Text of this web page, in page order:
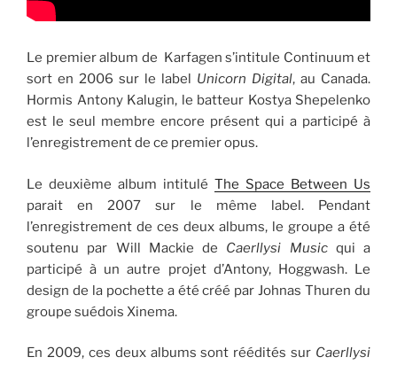
Le premier album de Karfagen s’intitule Continuum et
sort en 2006 sur le label Unicorn Digital, au Canada.
Hormis Antony Kalugin, le batteur Kostya Shepelenko
est le seul membre encore présent qui a participé à
l’enregistrement de ce premier opus.
Le deuxième album intitulé The Space Between Us
parait en 2007 sur le même label. Pendant
l’enregistrement de ces deux albums, le groupe a été
soutenu par Will Mackie de Caerllysi Musicqui a
participé à un autre projet d’Antony, Hoggwash. Le
design de la pochette a été créé par Johnas Thuren du
groupe suédois Xinema.
En 2009, ces deux albums sont réédités sur Caerllysi